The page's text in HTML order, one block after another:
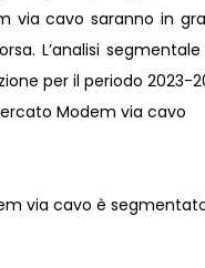
via cavo saranno in
L’analisi
per il periodo 2023-
Modem via cavo
via cavo è